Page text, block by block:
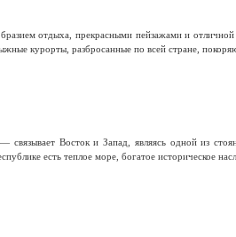
отдыха, прекрасными пейзажами и
курорты, разбросанные по всей стране,
связывает Восток и Запад, являясь одной из
есть теплое море, богатое историческое